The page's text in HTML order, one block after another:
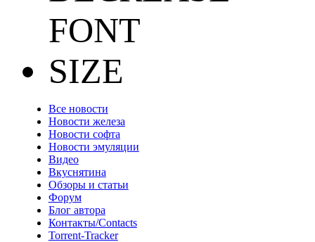
Все новости
Новости железа
Новости софта
Новости эмуляции
Видео
Вкуснятина
Обзоры и статьи
Форум
Блог автора
Контакты/Contacts
Torrent-Tracker